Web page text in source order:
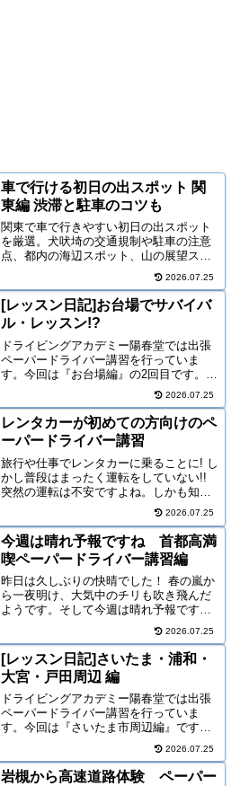
車で行ける初日の出スポット 関
東編 渋滞と駐車のコツも
関東で車で行きやすい初日の出スポット
を厳選。犬吠埼の交通規制や駐車の注意
点、都内の海辺スポット、山の展望スポ
ットまで、当日の動き方をまとめまし
2026.07.25
[レッスン日記]お台場でサバイバ
ル・レッスン!?
ドライビングアカデミー陽春堂では出張
ペーパードライバー講習を行っていま
す。今回は『お台場編』の2回目です。第
2回目は平日で悪天候(嵐)のお台場です。
☔🌀お台場周辺は道幅も広く交通量も少
ないので初心者さんにもお勧めなので
す。が、生憎この日は猛烈に発達した低
気圧の影響でゲリラ豪雨や台風のような
気象条件でした😅それでも、もともと走
りやすい場所なので雨の日ならではの運
転が体験できました。
2026.07.25
レンタカーが初めての方向けのペ
ーパードライバー講習
旅行や仕事でレンタカーに乗ることに! し
かし普段はまったく運転をしていない!!
突然の運転は不安ですよね。しかも知ら
2026.07.25
今週は晴れ予報ですね 首都高満
喫ペーパードライバー講習編
昨日は久しぶりの快晴でした！ 春の嵐か
ら一夜明け、大気中のチリも吹き飛んだ
ようです。そして今週は晴れ予報です。
今朝も晴れていて気持ちがいいですね。
今回は首都高満喫写真です。順不同で掲
載しました(手抜き！？)トンネル内で無灯
火車両が多かったで...
2026.07.25
[レッスン日記]さいたま・浦和・
大宮・戸田周辺 編
ドライビングアカデミー陽春堂では出張
ペーパードライバー講習を行っていま
す。今回は『さいたま市周辺編』です。
ここ最近は浦和、戸田、川口、大宮方面
にも出かけています。タイトルを分けま
せんでしたが、まとめてご紹介します。
2026.07.25
岩槻から高速道路体験 ペーパー